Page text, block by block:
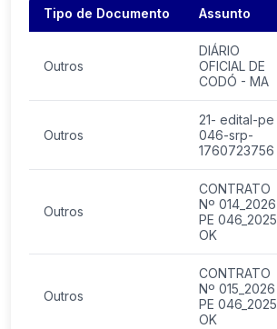
Tipo de Documento Assunto
Outros
DIÁRIO
OFICIAL DE
CODÓ - MA
Outros
21- edital-pe
046-srp-
1760723756
Outros
CONTRATO
Nº 014_2026
PE 046_2025
OK
Outros
CONTRATO
Nº 015_2026
PE 046_2025
OK